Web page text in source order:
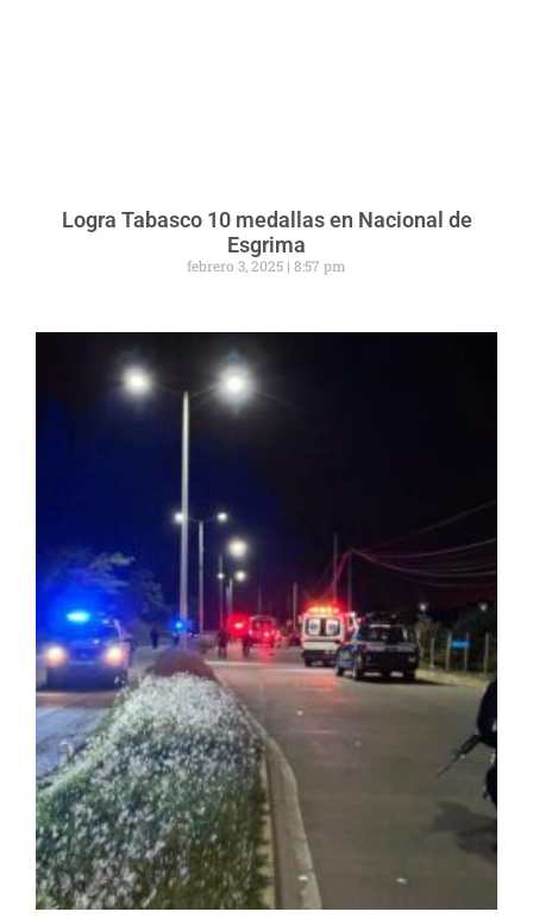
Logra Tabasco 10 medallas en Nacional de
Esgrima
febrero 3, 2025 8:57 pm